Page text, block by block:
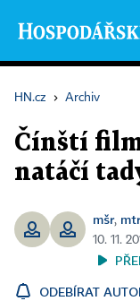
HN.cz › Archiv
Čínští
natáčí
mšr, mtr
10. 11.
ODEBÍRAT